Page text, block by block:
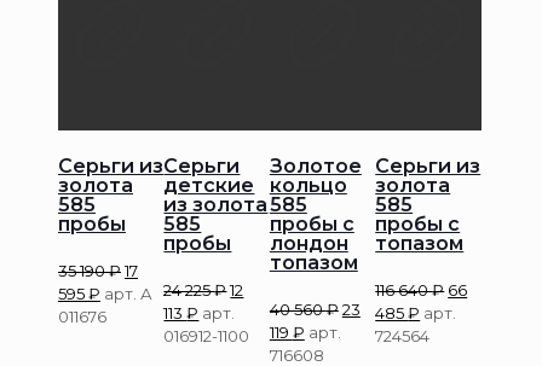
Серьги из
золота
585
пробы
35 190₽17
595₽ арт. А
011676
Серьги
детские
из золота
585
пробы
24 225₽12
113₽ арт.
016912-1100
Золотое
кольцо
585
пробы с
лондон
топазом
40 560₽23
119 ₽ арт.
716608
Серьги из
золота
585
пробы с
топазом
116 640₽ 66
485₽ арт.
724564